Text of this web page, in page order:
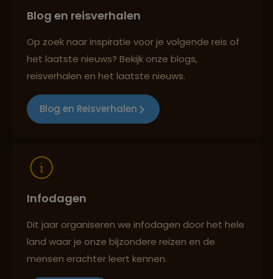
Reiszekerheid met Sawadee
Persoonlijk en deskundig reisadvies
Blog en reisverhalen
Op zoek naar inspiratie voor je volgende reis of
het laatste nieuws? Bekijk onze blogs,
reisverhalen en het laatste nieuws.
Blog en Reisverhalen
Infodagen
Dit jaar organiseren we infodagen door het hele
land waar je onze bijzondere reizen en de
mensen erachter leert kennen.